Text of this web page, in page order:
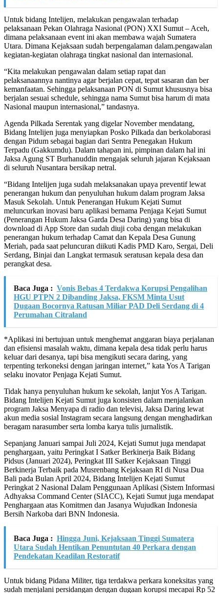
Untuk bidang Intelijen, melakukan pengawalan terhadap
pelaksanaan Pekan Olahraga Nasional (PON) XXI Sumut – Aceh,
dimana pelaksanaan event ini akan membawa wajah Sumatera
Utara. Dimana Kejaksaan sudah berpengalaman dalam.pengawalan
kegiatan-kegiatan olahraga tingkat nasional dan internasional.
“Kita melakukan pengawalan dalam setiap rapat dan
pelaksanaannya nantinya agar berjalan cepat, tepat sasaran dan ber
kemanfaatan. Sehingga pelaksanaan PON di Sumut khususnya bisa
berjalan sesuai schedule, sehingga nama Sumut bisa harum di mata
Nasional maupun internasional,” tandasnya.
Agenda Pilkada Serentak yang digelar November mendatang,
Bidang Intelijen juga menyiapkan Posko Pilkada dan berkolaborasi
dengan Pidum sebagai bagian dari Sentra Penegakan Hukum
Terpadu (Gakkumdu). Dalam tahapan ini, pimpinan dalam hal ini
Jaksa Agung ST Burhanuddin mengajak seluruh jajaran Kejaksaan
di seluruh Nusantara bersikap netral.
“Bidang Intelijen juga sudah melaksanakan upaya preventif lewat
penerangan hukum dan penyuluhan hukum dalam program Jaksa
Masuk Sekolah. Untuk Penerangan Hukum Kejati Sumut
meluncurkan inovasi baru aplikasi bernama Penjaga Kejati Sumut
(Penerangan Hukum Jaksa Garda Desa Daring) yang bisa di
download di App Store dan sudah diuji coba dengan melakukan
penerangan hukum terhadap Camat dan Kepala Desa Gunung
Meriah, pada saat peluncuran diikuti Kadis PMD Karo, Sergai, Deli
Serdang, Binjai dan Langkat termasuk seratusan kepala desa dan
perangkat desa.
Baca Juga : Vonis Bebas 4 Terdakwa Korupsi Pengalihan
HGU PTPN 2 Dibanding Jaksa, FKSM Minta Usut
Dugaan Bocornya Ratusan Miliar PAD Deli Serdang di 4
Perumahan Citraland
*Aplikasi ini bertujuan untuk menghemat anggaran biaya perjalanan
dan efisiensi masalah waktu, dimana kepala desa tidak perlu harus
keluar dari desanya, tapi bisa mengikuti secara daring, yang
terpenting terkoneksi dengan jaringan internet,” kata Yos A Tarigan
selaku inovator Penjaga Kejati Sumut.
Tidak hanya penyuluhan hukum ke sekolah, lanjut Yos A Tarigan.
Bidang Intelijen Kejati Sumut juga konsisten dalam menjalankan
program Jaksa Menyapa di radio dan televisi, Jaksa Daring lewat
akun media sosial Instagram secara langsung dengan menghadirkan
beragam narasumber serta lomba karya tulis jurnalistik.
Sepanjang Januari sampai Juli 2024, Kejati Sumut juga mendapat
penghargaan, yaitu Peringkat I Satker Berkinerja Baik Bidang
Pidsus (Januari 2024), Peringkat III Satker Kejaksaan Tinggi
Berkinerja Terbaik pada Musrenbang Kejaksaan RI di Nusa Dua
Bali pada Bulan April 2024, Bidang Intelijen Kejati Sumut
Peringkat 2 Nasional Dalam Penggunaan Aplikasi (Sistem Informasi
Adhyaksa Command Center (SIACC), Kejati Sumut juga mendapat
Penghargaan atas Komitmen dan Jasanya Wujudkan Indonesia
Bersih Narkoba dari BNN Indonesia.
Baca Juga : Hingga Juni, Kejaksaan Tinggi Sumatera
Utara Sudah Hentikan Penuntutan 40 Perkara dengan
Pendekatan Keadilan Restoratif
Untuk bidang Pidana Militer, tiga terdakwa perkara koneksitas yang
sudah menjalani persidangan dengan dugaan korupsi mecapai Rp 52